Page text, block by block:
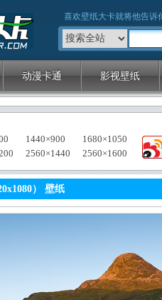
喜欢壁纸大卡就将他告诉
动漫卡通 影视壁纸
1440×900
1680×1050
2560×1440 2560×1600
） 壁纸